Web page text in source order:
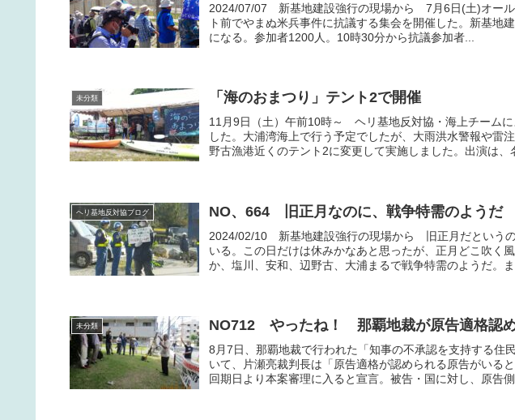
2024/07/07 新基地建設強行の現場から 7月6日(土)オール
ト前でやまぬ米兵事件に抗議する集会を開催した。新基地
になる。参加者1200人。10時30分から抗議参加者...
未分類 「海のおまつり」テント2で開催
11月9日（土）午前10時～ ヘリ基地反対協・海上チーム
した。大浦湾海上で行う予定でしたが、大雨洪水警報や雷
野古漁港近くのテント2に変更して実施しました。出演は、
ヘリ基地反対協ブログ NO、664 旧正月なのに、戦争特需のようだ
2024/02/10 新基地建設強行の現場から 旧正月だという
いる。この日だけは休みかなあと思ったが、正月どこ吹く
か、塩川、安和、辺野古、大浦まるで戦争特需のようだ。ま
未分類 NO712 やったね！ 那覇地裁が原告適格認
8月7日、那覇地裁で行われた「知事の不承認を支持する住
いて、片瀬亮裁判長は「原告適格が認められる原告がいる
回期日より本案審理に入ると宣言。被告・国に対し、原告